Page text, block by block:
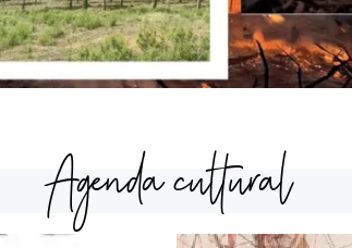
Agenda cultural